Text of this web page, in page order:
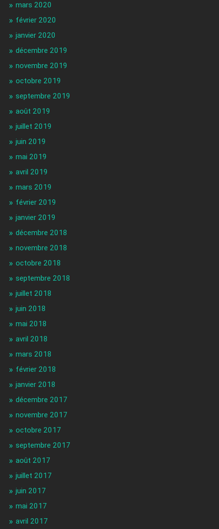
mars 2020
février 2020
janvier 2020
décembre 2019
novembre 2019
octobre 2019
septembre 2019
août 2019
juillet 2019
juin 2019
mai 2019
avril 2019
mars 2019
février 2019
janvier 2019
décembre 2018
novembre 2018
octobre 2018
septembre 2018
juillet 2018
juin 2018
mai 2018
avril 2018
mars 2018
février 2018
janvier 2018
décembre 2017
novembre 2017
octobre 2017
septembre 2017
août 2017
juillet 2017
juin 2017
mai 2017
avril 2017